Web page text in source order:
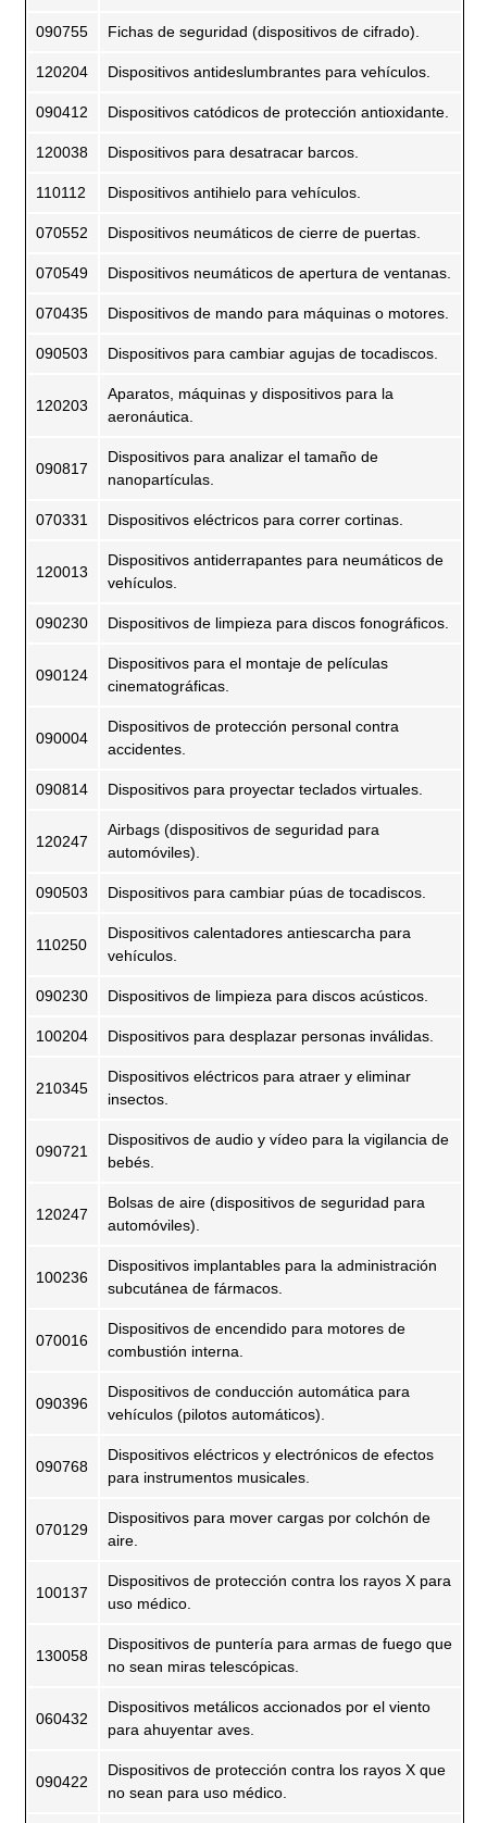
090755 Fichas de seguridad (dispositivos de cifrado).
120204 Dispositivos antideslumbrantes para vehículos.
090412 Dispositivos catódicos de protección antioxidante.
120038 Dispositivos para desatracar barcos.
110112 Dispositivos antihielo para vehículos.
070552 Dispositivos neumáticos de cierre de puertas.
070549 Dispositivos neumáticos de apertura de ventanas.
070435 Dispositivos de mando para máquinas o motores.
090503 Dispositivos para cambiar agujas de tocadiscos.
120203
Aparatos, máquinas y dispositivos para la
aeronáutica.
090817
Dispositivos para analizar el tamaño de
nanopartículas.
070331 Dispositivos eléctricos para correr cortinas.
120013
Dispositivos antiderrapantes para neumáticos de
vehículos.
090230 Dispositivos de limpieza para discos fonográficos.
090124
Dispositivos para el montaje de películas
cinematográficas.
090004
Dispositivos de protección personal contra
accidentes.
090814 Dispositivos para proyectar teclados virtuales.
120247
Airbags (dispositivos de seguridad para
automóviles).
090503 Dispositivos para cambiar púas de tocadiscos.
110250
Dispositivos calentadores antiescarcha para
vehículos.
090230 Dispositivos de limpieza para discos acústicos.
100204 Dispositivos para desplazar personas inválidas.
210345
Dispositivos eléctricos para atraer y eliminar
insectos.
090721
Dispositivos de audio y vídeo para la vigilancia de
bebés.
120247
Bolsas de aire (dispositivos de seguridad para
automóviles).
100236
Dispositivos implantables para la administración
subcutánea de fármacos.
070016
Dispositivos de encendido para motores de
combustión interna.
090396
Dispositivos de conducción automática para
vehículos (pilotos automáticos).
090768
Dispositivos eléctricos y electrónicos de efectos
para instrumentos musicales.
070129
Dispositivos para mover cargas por colchón de
aire.
100137
Dispositivos de protección contra los rayos X para
uso médico.
130058
Dispositivos de puntería para armas de fuego que
no sean miras telescópicas.
060432
Dispositivos metálicos accionados por el viento
para ahuyentar aves.
090422
Dispositivos de protección contra los rayos X que
no sean para uso médico.